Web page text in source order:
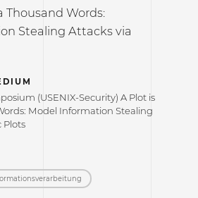
Thousand Words:
Stealing Attacks via
(USENIX-Security) A Plot is
Model Information Stealing
Plots